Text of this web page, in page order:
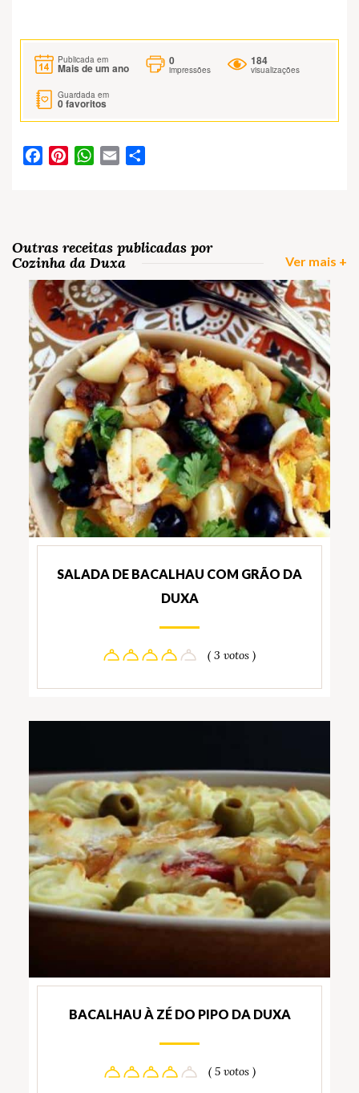
Publicada em
Mais de um ano
0
impressões
184
visualizações
Guardada em
0favoritos
FacebookPinterestWhatsApp
Email
Outras receitas publicadas por
Cozinha da Duxa
Ver mais +
SALADA DE BACALHAU COM GRÃO DA
DUXA
( 3 votos )
BACALHAU À ZÉ DO PIPO DA DUXA
( 5 votos )